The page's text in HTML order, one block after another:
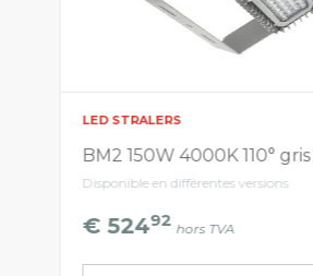
LED STRALERS
BM2 150W 4000K 110° gris
Disponible en différentes versions
€ 52492 hors TVA